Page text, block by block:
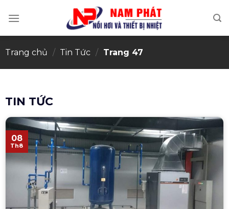
Trang chủ / Tin Tức / Trang 47
TIN TỨC
08
Th8